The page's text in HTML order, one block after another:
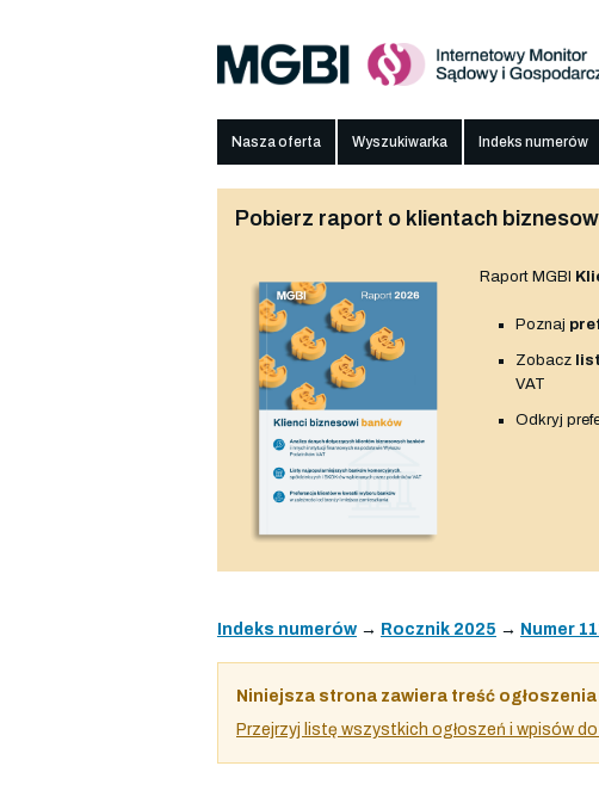
Nasza oferta Wyszukiwarka Indeks numerów
Pobierz raport o klientach
Raport MGBI
Poznaj
Zobacz
VAT
Odkryj
Indeks numerów → Rocznik 2025 → Numer
Niniejsza strona zawiera treść
Przejrzyj listę wszystkich ogłoszeń i wpisów